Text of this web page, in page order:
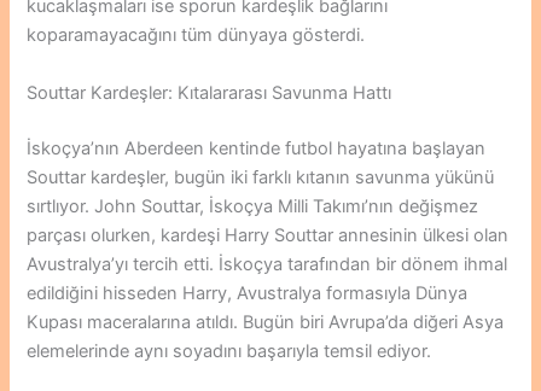
kucaklaşmaları ise sporun kardeşlik bağlarını
koparamayacağını tüm dünyaya gösterdi.
Souttar Kardeşler: Kıtalararası Savunma Hattı
İskoçya’nın Aberdeen kentinde futbol hayatına başlayan
Souttar kardeşler, bugün iki farklı kıtanın savunma yükünü
sırtlıyor. John Souttar, İskoçya Milli Takımı’nın değişmez
parçası olurken, kardeşi Harry Souttar annesinin ülkesi olan
Avustralya’yı tercih etti. İskoçya tarafından bir dönem ihmal
edildiğini hisseden Harry, Avustralya formasıyla Dünya
Kupası maceralarına atıldı. Bugün biri Avrupa’da diğeri Asya
elemelerinde aynı soyadını başarıyla temsil ediyor.